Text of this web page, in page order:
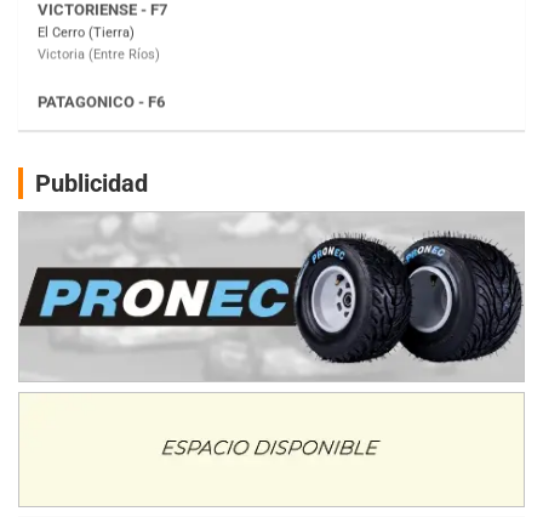
Moto Club Reginense (Tierra)
Gral. E. Godoy (Río Negro)
Juventud Unida (Tierra)
Humboldt (Santa Fe)
NORESTE SANTAFESINO - F6
Avellaneda (Santa Fe)
SUR SANTAFESINO - F4
José Samuel Sánchez (Tierra)
Rufino (Santa Fe)
Juan Navarro (Asfalto)
COBERTURA ESPECIAL DE E-KART.COM.AR
Publicidad